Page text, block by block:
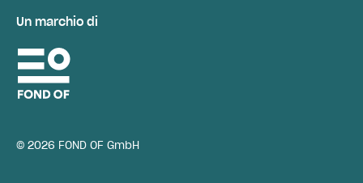
Un marchio di
© 2026 FOND OF GmbH